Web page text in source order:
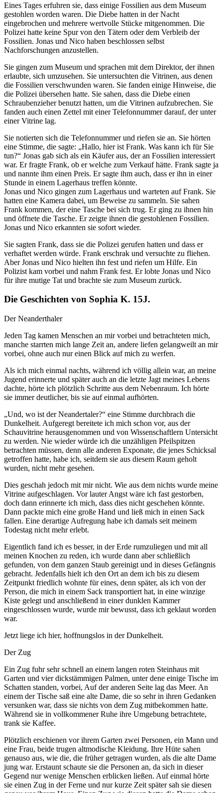
Eines Tages erfuhren sie, dass einige Fossilien aus dem Museum
gestohlen worden waren. Die Diebe hatten in der Nacht
eingebrochen und mehrere wertvolle Stücke mitgenommen. Die
Polizei hatte keine Spur von den Tätern oder dem Verbleib der
Fossilien. Jonas und Nico haben beschlossen selbst
Nachforschungen anzustellen.
Sie gingen zum Museum und sprachen mit dem Direktor, der ihnen
erlaubte, sich umzusehen. Sie untersuchten die Vitrinen, aus denen
die Fossilien verschwunden waren. Sie fanden einige Hinweise, die
die Polizei übersehen hatte. Sie sahen, dass die Diebe einen
Schraubenzieher benutzt hatten, um die Vitrinen aufzubrechen. Sie
fanden auch einen Zettel mit einer Telefonnummer darauf, der unter
einer Vitrine lag.
Sie notierten sich die Telefonnummer und riefen sie an. Sie hörten
eine Stimme, die sagte: „Hallo, hier ist Frank. Was kann ich für Sie
tun?“ Jonas gab sich als ein Käufer aus, der an Fossilien interessiert
war. Er fragte Frank, ob er welche zum Verkauf hätte. Frank sagte ja
und nannte ihm einen Preis. Er sagte ihm auch, dass er ihn in einer
Stunde in einem Lagerhaus treffen könnte.
Jonas und Nico gingen zum Lagerhaus und warteten auf Frank. Sie
hatten eine Kamera dabei, um Beweise zu sammeln. Sie sahen
Frank kommen, der eine Tasche bei sich trug. Er ging zu ihnen hin
und öffnete die Tasche. Er zeigte ihnen die gestohlenen Fossilien.
Jonas und Nico erkannten sie sofort wieder.
Sie sagten Frank, dass sie die Polizei gerufen hatten und dass er
verhaftet werden würde. Frank erschrak und versuchte zu fliehen.
Aber Jonas und Nico hielten ihn fest und riefen um Hilfe. Ein
Polizist kam vorbei und nahm Frank fest. Er lobte Jonas und Nico
für ihre mutige Tat und brachte sie zum Museum zurück.
Die Geschichten von Sophia K. 15J.
Der Neanderthaler
Jeden Tag kamen Menschen an mir vorbei und betrachteten mich,
manche starrten mich lange Zeit an, andere liefen gelangweilt an mir
vorbei, ohne auch nur einen Blick auf mich zu werfen.
Als ich mich einmal nachts, während ich völlig allein war, an meine
Jugend erinnerte und später auch an die letzte Jagt meines Lebens
dachte, hörte ich plötzlich Schritte aus dem Nebenraum. Ich hörte
sie immer deutlicher, bis sie auf einmal aufhörten.
„Und, wo ist der Neandertaler?“ eine Stimme durchbrach die
Dunkelheit. Aufgeregt bereitete ich mich schon vor, aus der
Schauvitrine herausgenommen und von Wissenschaftlern Untersicht
zu werden. Nie wieder würde ich die unzähligen Pfeilspitzen
betrachten müssen, denn alle anderen Exponate, die jenes Schicksal
getroffen hatte, habe ich, seitdem sie aus diesem Raum geholt
wurden, nicht mehr gesehen.
Dies geschah jedoch mit mir nicht. Wie aus dem nichts wurde meine
Vitrine aufgeschlagen. Vor lauter Angst wäre ich fast gestorben,
doch dann erinnerte ich mich, dass dies nicht geschehen könnte.
Dann packte mich eine große Hand und ließ mich in einen Sack
fallen. Eine derartige Aufregung habe ich damals seit meinem
Todestag nicht mehr erlebt.
Eigentlich fand ich es besser, in der Erde rumzuliegen und mit all
meinen Knochen zu reden, ich wurde dann aber schließlich
gefunden, von dem ganzen Staub gereinigt und in dieses Gefängnis
gebracht. Jedenfalls hielt ich den Ort an dem ich bis zu diesem
Zeitpunkt friedlich wohnte für eines, denn später, als ich von der
Person, die mich in einem Sack transportiert hat, in eine winzige
Kiste gelegt und anschließend in einer dunklen Kammer
eingeschlossen wurde, wurde mir bewusst, dass ich geklaut worden
war.
Jetzt liege ich hier, hoffnungslos in der Dunkelheit.
Der Zug
Ein Zug fuhr sehr schnell an einem langen roten Steinhaus mit
Garten und vier dickstämmigen Palmen, unter dene einige Tische im
Schatten standen, vorbei, Auf der anderen Seite lag das Meer. An
einem der Tische saß eine alte Dame, die so sehr in ihren Gedanken
versunken war, dass sie nichts von dem Zug mitbekommen hatte.
Während sie in vollkommener Ruhe ihre Umgebung betrachtete,
trank sie Kaffee.
Plötzlich erschienen vor ihrem Garten zwei Personen, ein Mann und
eine Frau, beide trugen altmodische Kleidung. Ihre Hüte sahen
genauso aus, wie die, die früher getragen wurden, als die alte Dame
jung war. Erstaunt schaute sie die Personen an, da sich in dieser
Gegend nur wenige Menschen erblicken ließen. Auf einmal hörte
sie einen Zug in der Ferne und nur kurze Zeit später sah sie diesen